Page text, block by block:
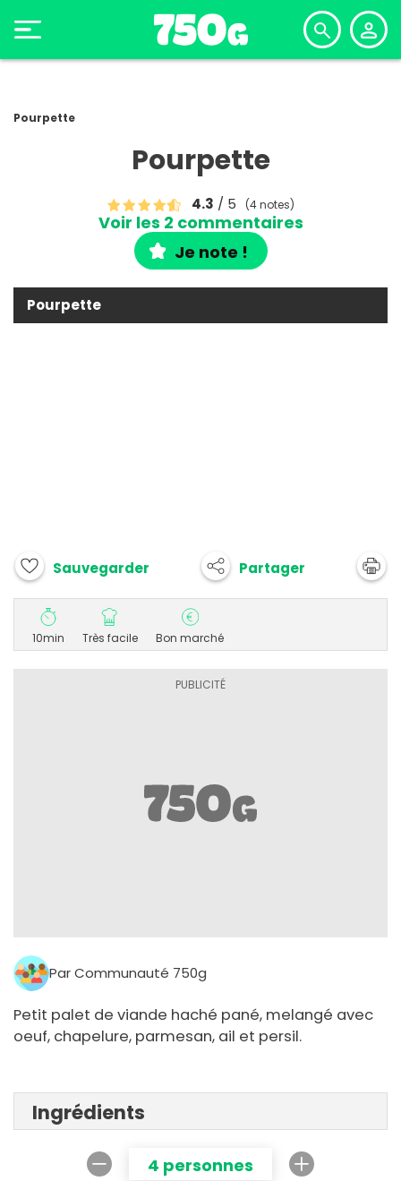
Pourpette
Pourpette
4.3 / 5 (4 notes)
Voir les 2 commentaires
Je note !
Pourpette
Sauvegarder Partager
10min Très facile Bon marché
Par Communauté 750g
Petit palet de viande haché pané, melangé avec
oeuf, chapelure, parmesan, ail et persil.
Ingrédients
4 personnes